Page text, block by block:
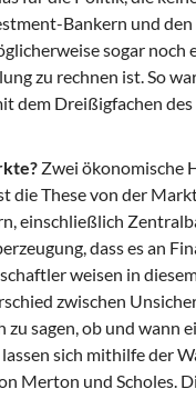
Bankern und
sogar noch
zu rechnen ist. So
dem Dreißigfachen
Zwei ökonomische
die These von der
einschließlich
dass es an
weisen in
zwischen
sagen, ob und wann
sich mithilfe der
Merton und Scholes.